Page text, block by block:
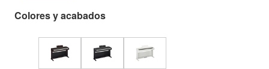
Colores y acabados